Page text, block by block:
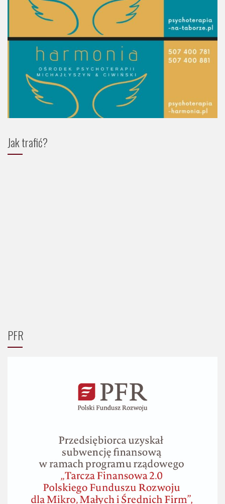
Jak trafić?
PFR